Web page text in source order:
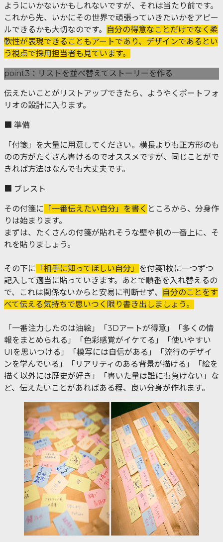
ようにいかないかもしれないですが、それは当たり前です。
これから先、いかにその世界で頑張っていきたいかをアピー
ルできるかも大切なのです。
自分の得意なことだけでなく柔
軟性が表現できることもアートであり、デザインであるとい
う視点で採用担当者も見ています。
point3：リストを並べ替えてストーリーを作る
伝えたいことがリストアップできたら、ようやくポートフォ
リオの設計に入ります。
■ 準備
「付箋」を大量に用意してください。横長よりも正方形のも
のの方がたくさん書けるのでオススメですが、同じことがで
きれば方法はなんでも大丈夫です。
■ ブレスト
その付箋に 「一番伝えたい自分」を書く ところから、分身作
りは始まります。
まずは、たくさんの付箋が貼れそうな壁や机の一番上に、そ
れを貼りましょう。
その下に 「相手に知ってほしい自分」
を付箋1枚に一つずつ
記入して適当に貼っていきます。あとで順番を入れ替えるの
で、これは関係ないからと安易に判断せず、
自分のことをす
べて伝える気持ちで思いつく限り書き出しましょう。
「一番注力したのは油絵」「3Dアートが得意」「多くの情
報をまとめられる」「色彩感覚がイケてる」「使いやすい
UIを思いつける」「模写には自信がある」「流行のデザイ
ンを学んでいる」「リアリティのある背景が描ける」「絵を
描く以外には歴史が好き」「書いた量は誰にも負けない」な
ど、伝えたいことがあればある程、良い分身が作れます。